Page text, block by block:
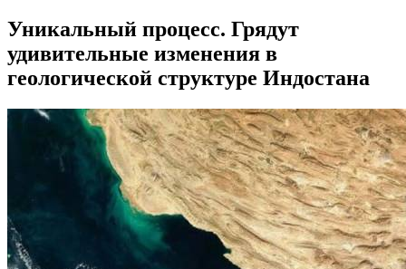
Уникальный процесс. Грядут
удивительные изменения в
геологической структуре Индостана